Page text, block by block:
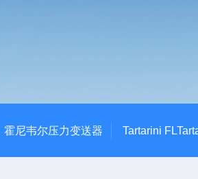
霍尼韦尔压力变送器 Tartarini